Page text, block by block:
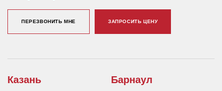
ПЕРЕЗВОНИТЬ МНЕ ЗАПРОСИТЬ ЦЕНУ
Казань Барнаул